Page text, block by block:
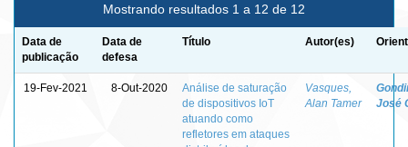
Mostrando resultados 1 a 12 de 12
Data de
publicação
Data de
defesa
Título Autor(es)
19-Fev-2021 8-Out-2020
Análise de saturação
de dispositivos IoT
atuando como
refletores em ataques
Vasques,
Alan Tamer
José